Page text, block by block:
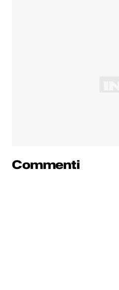
Commenti